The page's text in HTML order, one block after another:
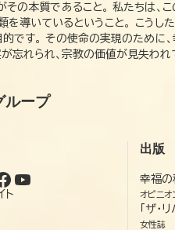
その本質であること。 私たちは
を導いているということ。 こう
です。 その使命の実現のために
が忘れられ、宗教の価値が見失わ
ループ
ト
出版
幸福の
オピニオ
「ザ・
女性誌